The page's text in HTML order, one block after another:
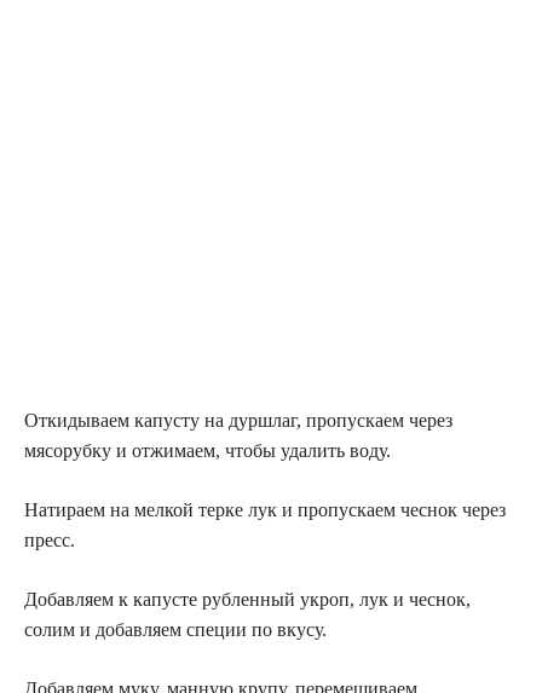
Откидываем капусту на дуршлаг, пропускаем через
мясорубку и отжимаем, чтобы удалить воду.
Натираем на мелкой терке лук и пропускаем чеснок через
пресс.
Добавляем к капусте рубленный укроп, лук и чеснок,
солим и добавляем специи по вкусу.
Добавляем муку, манную крупу, перемешиваем.